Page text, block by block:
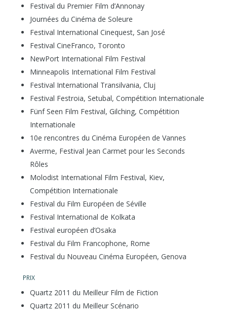
Festival du Premier Film d’Annonay
Journées du Cinéma de Soleure
Festival International Cinequest, San José
Festival CineFranco, Toronto
NewPort International Film Festival
Minneapolis International Film Festival
Festival International Transilvania, Cluj
Festival Festroia, Setubal, Compétition Internationale
Fünf Seen Film Festival, Gilching, Compétition
Internationale
10e rencontres du Cinéma Européen de Vannes
Averme, Festival Jean Carmet pour les Seconds
Rôles
Molodist International Film Festival, Kiev,
Compétition Internationale
Festival du Film Européen de Séville
Festival International de Kolkata
Festival européen d’Osaka
Festival du Film Francophone, Rome
Festival du Nouveau Cinéma Européen, Genova
PRIX
Quartz 2011 du Meilleur Film de Fiction
Quartz 2011 du Meilleur Scénario